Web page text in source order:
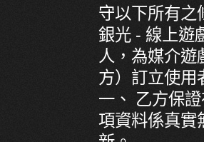
守以下所有之
銀光 - 線上遊
人，為媒介遊
方）訂立使用
一、 乙方保
項資料係真實